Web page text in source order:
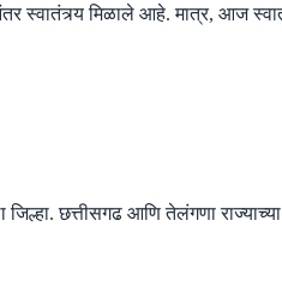
स्वातंत्र्य मिळाले आहे. मात्र, आज
छत्तीसगढ आणि तेलंगणा